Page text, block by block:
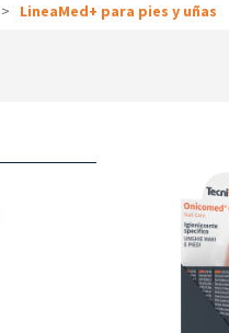
LineaMed+ para pies y uñas